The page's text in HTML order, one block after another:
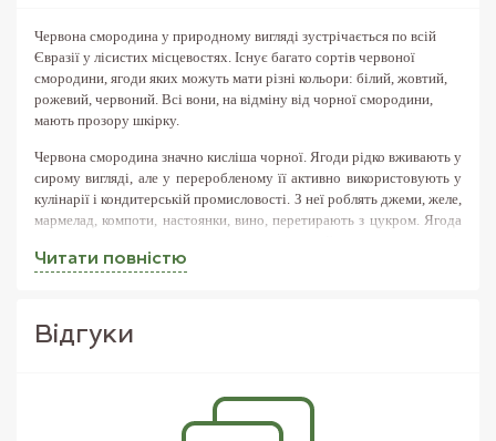
Читати повнiстю
Червона смородина у природному вигляді зустрічається по всій
Євразії у лісистих місцевостях. Існує багато сортів червоної
смородини, ягоди яких можуть мати різні кольори: білий, жовтий,
рожевий, червоний. Всі вони, на відміну від чорної смородини,
мають прозору шкірку.
Червона смородина значно кисліша чорної. Ягоди рідко вживають у
сирому вигляді, але у переробленому її активно використовують у
кулінарії і кондитерській промисловості. З неї роблять джеми, желе,
мармелад, компоти, настоянки, вино, перетирають з цукром. Ягода
Використовується у фруктових супах і пудингах (популярно у
соусів, що подаються до риби, м'яса і птиці.
Вміст вітамінів у червоній смородині (на 100 г їстівної частини):
Вiдгуки